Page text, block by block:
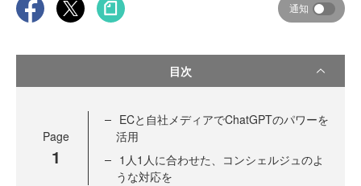
通知
目次
Page
1
ECと自社メディアでChatGPTのパワーを
活用
1人1人に合わせた、コンシェルジュのよ
うな対応を